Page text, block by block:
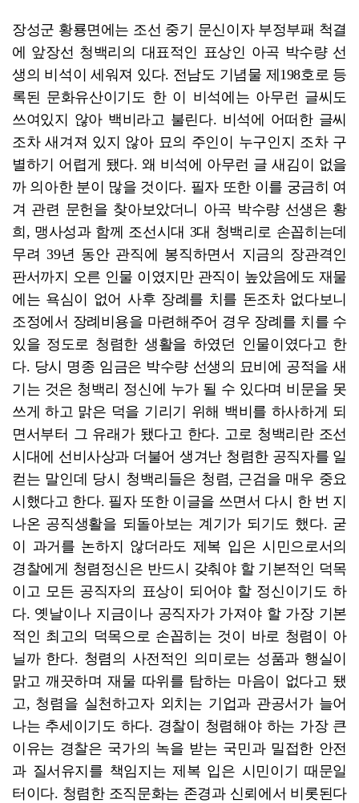
장성군 황룡면에는 조선 중기 문신이자 부정부패 척결
에 앞장선 청백리의 대표적인 표상인 아곡 박수량 선
생의 비석이 세워져 있다. 전남도 기념물 제198호로 등
록된 문화유산이기도 한 이 비석에는 아무런 글씨도
쓰여있지 않아 백비라고 불린다. 비석에 어떠한 글씨
조차 새겨져 있지 않아 묘의 주인이 누구인지 조차 구
별하기 어렵게 됐다. 왜 비석에 아무런 글 새김이 없을
까 의아한 분이 많을 것이다. 필자 또한 이를 궁금히 여
겨 관련 문헌을 찾아보았더니 아곡 박수량 선생은 황
희, 맹사성과 함께 조선시대 3대 청백리로 손꼽히는데
무려 39년 동안 관직에 봉직하면서 지금의 장관격인
판서까지 오른 인물 이였지만 관직이 높았음에도 재물
에는 욕심이 없어 사후 장례를 치를 돈조차 없다보니
조정에서 장례비용을 마련해주어 경우 장례를 치를 수
있을 정도로 청렴한 생활을 하였던 인물이였다고 한
다. 당시 명종 임금은 박수량 선생의 묘비에 공적을 새
기는 것은 청백리 정신에 누가 될 수 있다며 비문을 못
쓰게 하고 맑은 덕을 기리기 위해 백비를 하사하게 되
면서부터 그 유래가 됐다고 한다. 고로 청백리란 조선
시대에 선비사상과 더불어 생겨난 청렴한 공직자를 일
컫는 말인데 당시 청백리들은 청렴, 근검을 매우 중요
시했다고 한다. 필자 또한 이글을 쓰면서 다시 한 번 지
나온 공직생활을 되돌아보는 계기가 되기도 했다. 굳
이 과거를 논하지 않더라도 제복 입은 시민으로서의
경찰에게 청렴정신은 반드시 갖춰야 할 기본적인 덕목
이고 모든 공직자의 표상이 되어야 할 정신이기도 하
다. 옛날이나 지금이나 공직자가 가져야 할 가장 기본
적인 최고의 덕목으로 손꼽히는 것이 바로 청렴이 아
닐까 한다. 청렴의 사전적인 의미로는 성품과 행실이
맑고 깨끗하며 재물 따위를 탐하는 마음이 없다고 됐
고, 청렴을 실천하고자 외치는 기업과 관공서가 늘어
나는 추세이기도 하다. 경찰이 청렴해야 하는 가장 큰
이유는 경찰은 국가의 녹을 받는 국민과 밀접한 안전
과 질서유지를 책임지는 제복 입은 시민이기 때문일
터이다. 청렴한 조직문화는 존경과 신뢰에서 비롯된다